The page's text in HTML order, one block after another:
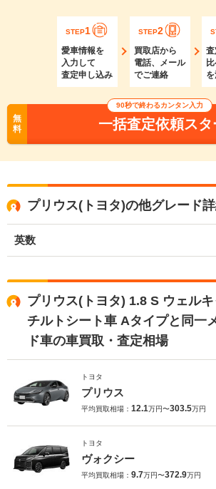
STEP1
愛車情報を
入力して
査定申し込み
STEP2
買取店から
電話、メール
でご連絡
無
料
90秒で終わるカンタン入力
一括査定依頼スタ
プリウス(トヨタ)の他グレード
英数
プリウス(トヨタ) 1.8 S ウェル
チルトシート車 Aタイプと同一
ド車の車買取・査定相場
トヨタ
プリウス
平均買取相場： 12.1万円〜303.5万円
トヨタ
ヴォクシー
平均買取相場： 9.7万円〜372.9万円